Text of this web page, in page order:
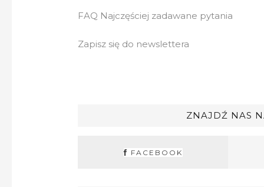
FAQ Najczęściej zadawane pytania
Zapisz się do newslettera
ZNAJDŹ NAS
FACEBOOK